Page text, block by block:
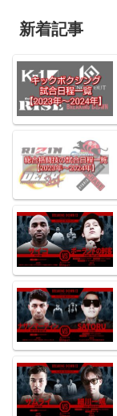
新着記事